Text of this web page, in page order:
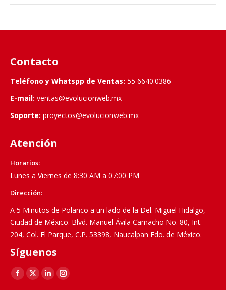
Contacto
Teléfono y Whatspp de Ventas: 55 6640.0386
E-mail: ventas@evolucionweb.mx
Soporte: proyectos@evolucionweb.mx
Atención
Horarios:
Lunes a Viernes de 8:30 AM a 07:00 PM
Dirección:
A 5 Minutos de Polanco a un lado de la Del. Miguel Hidalgo,
Ciudad de México. Blvd. Manuel Ávila Camacho No. 80, Int.
204, Col. El Parque, C.P. 53398, Naucalpan Edo. de México.
Síguenos
Find us on:
Facebook
X
LinkedinInstagram